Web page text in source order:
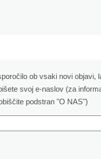
ob vsaki novi objavi,
svoj e-naslov (za
podstran "O NAS")